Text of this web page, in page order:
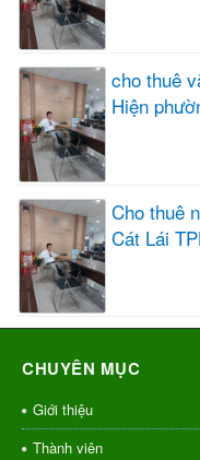
cho thuê
Hiện
Cho thuê
Cát Lái
CHUYÊN MỤC
Giới thiệu
Thành viên